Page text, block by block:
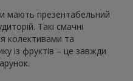
мають презентабельний
Такі смачні
колективами та
із фруктів – це завжди